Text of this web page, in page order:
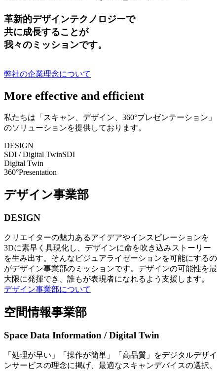
革新的デザインテクノロジーで
共に成長することが
我々のミッションです。
弊社の企業理念について
More effective and efficient
私たちは「スキャン、デザイン、360°プレゼンテーション」
のソリューションを提供しております。
DESIGN
SDI / Digital TwinSDI
Digital Twin
360°Presentation
デザイン事業部
DESIGN
クリエイターの魅力あるアイデアやインスピレーションを
3Dに素早く具現化し、デザインに命を吹き込みストーリー
を生み出す。そんなビジュアライゼーションを可能にするの
がデザイン事業部のミッションです。デザインの可能性を最
大限に発揮でき、誰もが表現者になれるよう支援します。
デザイン事業部について
空間情報事業部
Space Data Information / Digital Twin
「処理が早い」「操作が簡単」「高品質」をデジタルデザイ
ンサービスの理念に掲げ、最適なスキャンデバイスの選択、